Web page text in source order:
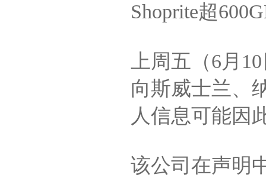
Shoprite超
上周五（6月
向斯威士兰、
人信息可能因
该公司在声明